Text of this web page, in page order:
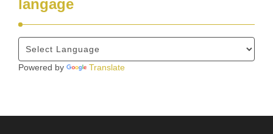
langage
Powered by Translate